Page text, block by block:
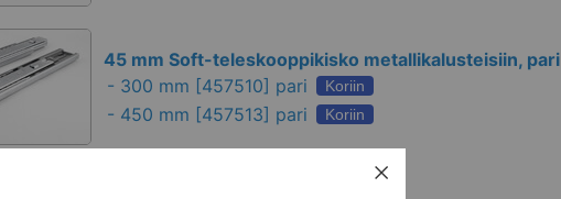
45 mm Soft-teleskooppikisko metallikalusteisiin, pari
- 300 mm [457510] pari Koriin
- 450 mm [457513] pari Koriin